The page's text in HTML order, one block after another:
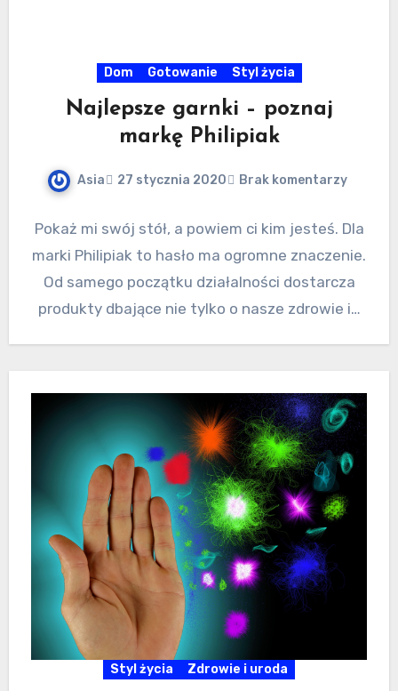
Dom Gotowanie Styl życia
Najlepsze garnki – poznaj
markę Philipiak
Asia 27 stycznia 2020 Brak komentarzy
Pokaż mi swój stół, a powiem ci kim jesteś. Dla
marki Philipiak to hasło ma ogromne znaczenie.
Od samego początku działalności dostarcza
produkty dbające nie tylko o nasze zdrowie i…
Styl życia Zdrowie i uroda